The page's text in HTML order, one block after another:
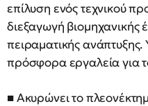
επίλυση ενός τεχνικού
διεξαγωγή βιομηχανικής
πειραματικής
πρόσφορα εργαλεία για
■ Ακυρώνει το